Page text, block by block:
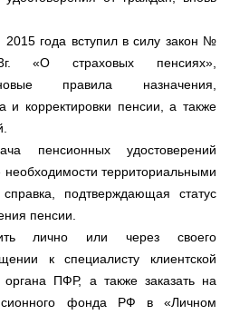
года вступил в силу закон №
«О страховых пенсиях»,
правила назначения,
и корректировки пенсии, а также
пенсионных удостоверений
территориальными
подтверждающая статус
пенсии.
лично или через своего
к специалисту клиентской
органа ПФР, а также заказать на
фонда РФ в «Личном